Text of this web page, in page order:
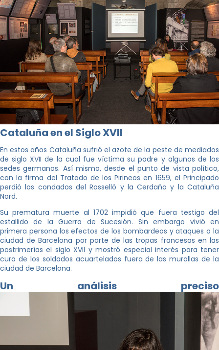
Cataluña en el Siglo XVII
En estos años Cataluña sufrió el azote de la peste de mediados
de siglo XVII de la cual fue víctima su padre y algunos de los
sedes germanos. Así mismo, desde el punto de vista político,
con la firma del Tratado de los Pirineos en 1659, el Principado
perdió los condados del Rosselló y la Cerdaña y la Cataluña
Nord.
Su prematura muerte al 1702 impidió que fuera testigo del
estallido de la Guerra de Sucesión. Sin embargo vivió en
primera persona los efectos de los bombardeos y ataques a la
ciudad de Barcelona por parte de las tropas francesas en las
postrimerías el siglo XVII y mostró especial interés para tener
cura de los soldados acuartelados fuera de las murallas de la
ciudad de Barcelona.
Un análisis preciso